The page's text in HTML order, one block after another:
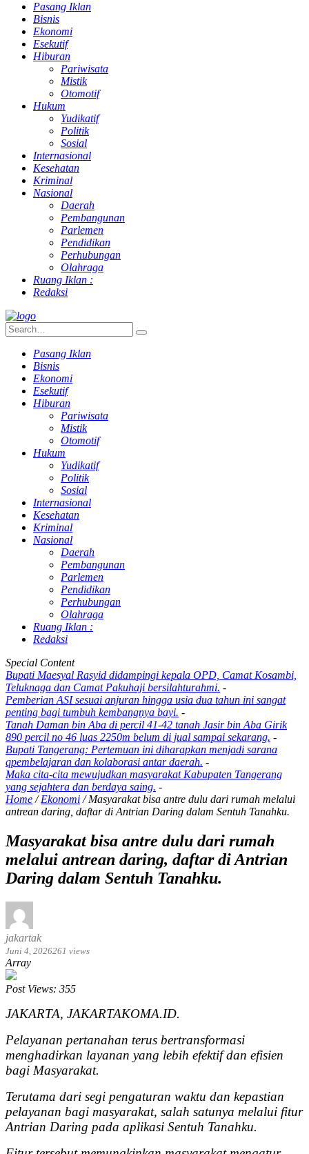
Pasang Iklan
Bisnis
Ekonomi
Esekutif
Hiburan
Pariwisata
Mistik
Otomotif
Hukum
Yudikatif
Politik
Sosial
Internasional
Kesehatan
Kriminal
Nasional
Daerah
Pembangunan
Parlemen
Pendidikan
Perhubungan
Olahraga
Ruang Iklan :
Redaksi
Pasang Iklan
Bisnis
Ekonomi
Esekutif
Hiburan
Pariwisata
Mistik
Otomotif
Hukum
Yudikatif
Politik
Sosial
Internasional
Kesehatan
Kriminal
Nasional
Daerah
Pembangunan
Parlemen
Pendidikan
Perhubungan
Olahraga
Ruang Iklan :
Redaksi
Special Content
Bupati Maesyal Rasyid didampingi kepala OPD, Camat Kosambi,
Teluknaga dan Camat Pakuhaji bersilahturahmi. -
Pemberian ASI sesuai anjuran hingga usia dua tahun ini sangat
penting bagi tumbuh kembangnya bayi. -
Tanah Daman bin Aba di percil 41-42 tanah Jasir bin Aba Girik
890 percil no 46 luas 2250m belum di jual sampai sekarang. -
Bupati Tangerang: Pertemuan ini diharapkan menjadi sarana
qpembelajaran dan kolaborasi antar daerah. -
Maka cita-cita mewujudkan masyarakat Kabupaten Tangerang
yang sejahtera dan berdaya saing. -
Home /Ekonomi /Masyarakat bisa antre dulu dari rumah melalui
antrean daring, daftar di Antrian Daring dalam Sentuh Tanahku.
Masyarakat bisa antre dulu dari rumah
melalui antrean daring, daftar di Antrian
Daring dalam Sentuh Tanahku.
jakartak
Juni 4, 2026261 views
Array
Post Views: 355
JAKARTA, JAKARTAKOMA.ID.
Pelayanan pertanahan terus bertransformasi
menghadirkan layanan yang lebih efektif dan efisien
bagi Masyarakat.
Terutama dari segi pengaturan waktu dan kepastian
pelayanan bagi masyarakat, salah satunya melalui fitur
Antrian Daring pada aplikasi Sentuh Tanahku.